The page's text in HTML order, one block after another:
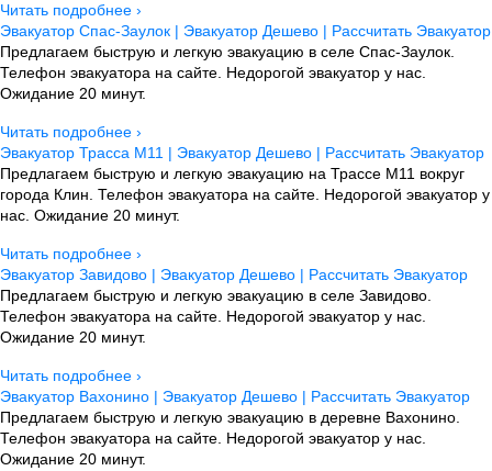
Читать подробнее ›
Эвакуатор Спас-Заулок | Эвакуатор Дешево | Рассчитать Эвакуатор
Предлагаем быструю и легкую эвакуацию в селе Спас-Заулок.
Телефон эвакуатора на сайте. Недорогой эвакуатор у нас.
Ожидание 20 минут.
Читать подробнее ›
Эвакуатор Трасса М11 | Эвакуатор Дешево | Рассчитать Эвакуатор
Предлагаем быструю и легкую эвакуацию на Трассе М11 вокруг
города Клин. Телефон эвакуатора на сайте. Недорогой эвакуатор у
нас. Ожидание 20 минут.
Читать подробнее ›
Эвакуатор Завидово | Эвакуатор Дешево | Рассчитать Эвакуатор
Предлагаем быструю и легкую эвакуацию в селе Завидово.
Телефон эвакуатора на сайте. Недорогой эвакуатор у нас.
Ожидание 20 минут.
Читать подробнее ›
Эвакуатор Вахонино | Эвакуатор Дешево | Рассчитать Эвакуатор
Предлагаем быструю и легкую эвакуацию в деревне Вахонино.
Телефон эвакуатора на сайте. Недорогой эвакуатор у нас.
Ожидание 20 минут.